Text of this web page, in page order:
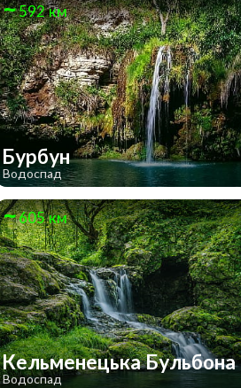
592 км
Бурбун
Водоспад
605 км
Кельменецька Бульбона
Водоспад